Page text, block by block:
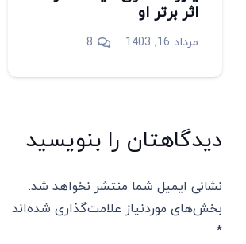
اثر برتر او
مرداد 16, 1403 8دیدگاه
دیدگاهتان را بنویسید
نشانی ایمیل شما منتشر نخواهد شد.
بخش‌های موردنیاز علامت‌گذاری شده‌اند
*